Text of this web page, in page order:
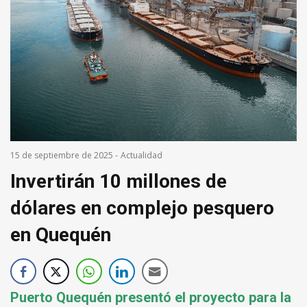
15 de septiembre de 2025 - Actualidad
Invertirán 10 millones de
dólares en complejo pesquero
en Quequén
Puerto Quequén presentó el proyecto para la